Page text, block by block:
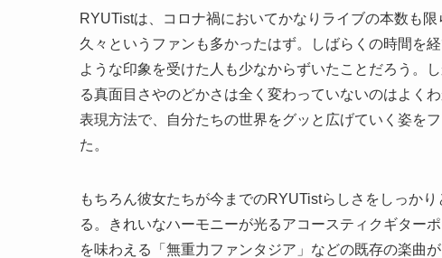
RYUTistは、コロナ禍においてかなりライブの本数も
久々というファンも多かったはず。しばらくの時間を
ような印象を受けた人も少なからずいたことだろう。
る真面目さやのどかさは全く変わっていないのはよく
表現方法で、自分たちの世界をグッと広げていく姿を
た。
もちろん彼女たちが今までのRYUTistらしさをしっか
る。きれいなハーモニーが光るアコースティクギター
を味わえる「無重力ファンタジア」などの既存の楽曲